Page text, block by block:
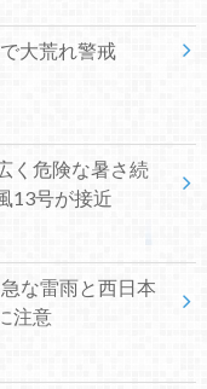
大荒れ警戒
く危険な暑さ続
13号が接近
な雷雨と西日本
注意